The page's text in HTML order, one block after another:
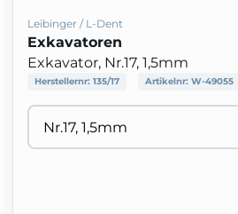
Leibinger / L-Dent
Exkavatoren
Exkavator, Nr.17, 1,5mm
Herstellernr: 135/17 Artikelnr: W-49055